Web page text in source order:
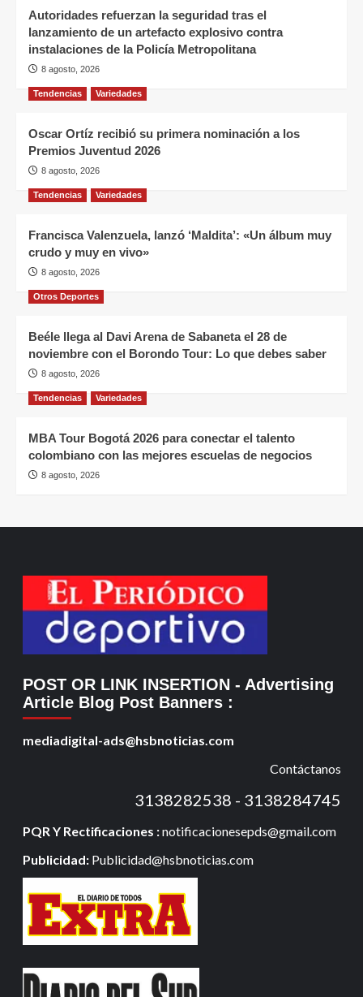
Autoridades refuerzan la seguridad tras el
lanzamiento de un artefacto explosivo contra
instalaciones de la Policía Metropolitana
8 agosto, 2026
Tendencias Variedades
Oscar Ortíz recibió su primera nominación a los
Premios Juventud 2026
8 agosto, 2026
Tendencias Variedades
Francisca Valenzuela, lanzó ‘Maldita’: «Un álbum muy
crudo y muy en vivo»
8 agosto, 2026
Otros Deportes
Beéle llega al Davi Arena de Sabaneta el 28 de
noviembre con el Borondo Tour: Lo que debes saber
8 agosto, 2026
Tendencias Variedades
MBA Tour Bogotá 2026 para conectar el talento
colombiano con las mejores escuelas de negocios
8 agosto, 2026
POST OR LINK INSERTION - Advertising
Article Blog Post Banners :
mediadigital-ads@hsbnoticias.com
Contáctanos
3138282538 - 3138284745
PQR Y Rectificaciones :notificacionesepds@gmail.com
Publicidad: Publicidad@hsbnoticias.com